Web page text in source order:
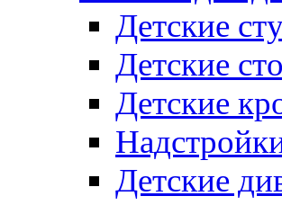
Детские
Детские
Детские
Детские